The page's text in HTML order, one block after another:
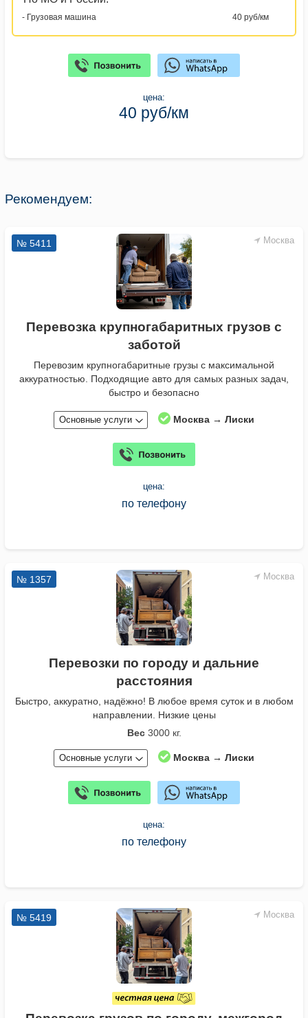
- Грузовая машина 40 руб/км
цена:
40 руб/км
Рекомендуем:
Москва
№ 5411
Перевозка крупногабаритных грузов с
заботой
Перевозим крупногабаритные грузы с максимальной
аккуратностью. Подходящие авто для самых разных задач,
быстро и безопасно
Основные услуги Москва → Лиски
цена:
по телефону
Москва
№ 1357
Перевозки по городу и дальние
расстояния
Быстро, аккуратно, надёжно! В любое время суток и в любом
направлении. Низкие цены
Вес3000 кг.
Основные услуги Москва → Лиски
цена:
по телефону
Москва
№ 5419